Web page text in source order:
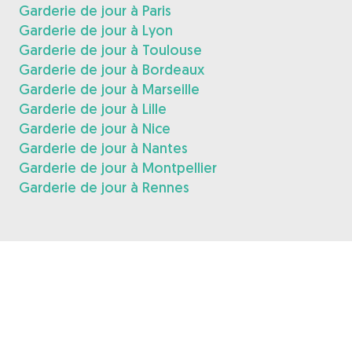
Garderie de jour à Paris
Garderie de jour à Lyon
Garderie de jour à Toulouse
Garderie de jour à Bordeaux
Garderie de jour à Marseille
Garderie de jour à Lille
Garderie de jour à Nice
Garderie de jour à Nantes
Garderie de jour à Montpellier
Garderie de jour à Rennes